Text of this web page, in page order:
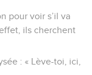
pour voir s’il va
ils cherchent
: « Lève-toi, ici,